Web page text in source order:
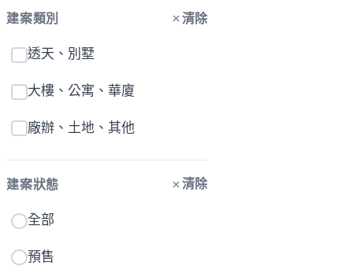
建案類別 清除
透天、別墅
大樓、公寓、華廈
廠辦、土地、其他
建案狀態 清除
全部
預售